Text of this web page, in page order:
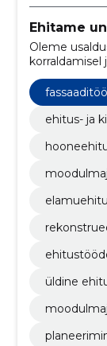
Ehitame
Oleme
eesmärk on
mis vastavad
ehitus- ja
üldine